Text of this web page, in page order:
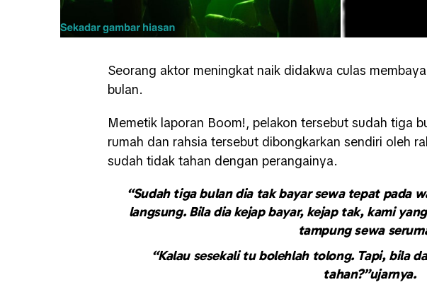
Seorang aktor meningkat naik didakwa culas
bulan.
Memetik laporan Boom!, pelakon tersebut sudah tiga
rumah dan rahsia tersebut dibongkarkan sendiri oleh
sudah tidak tahan dengan perangainya.
“Sudah tiga bulan dia tak bayar sewa tepat pada
langsung. Bila dia kejap bayar, kejap tak, kami
tampung sewa
“Kalau sesekali tu bolehlah tolong. Tapi, bila
tahan?”ujarnya.